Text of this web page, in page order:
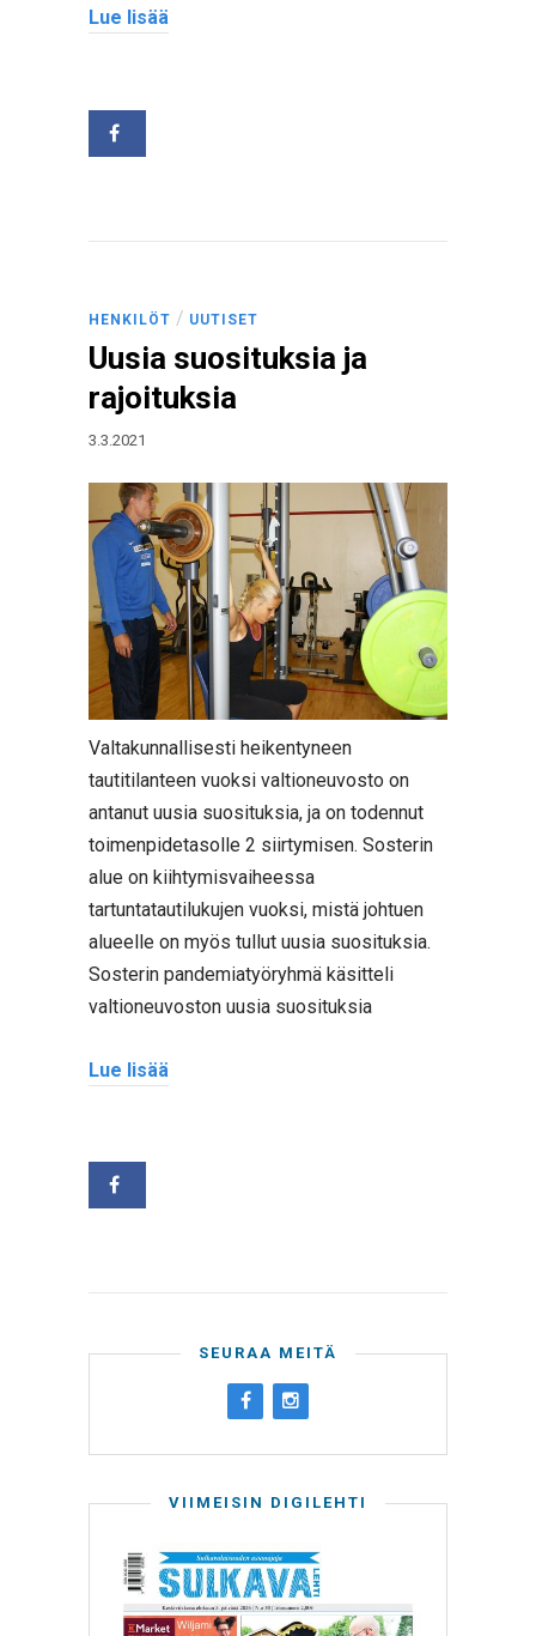
Lue lisää
HENKILÖT / UUTISET
Uusia suosituksia ja
rajoituksia
3.3.2021
Valtakunnallisesti heikentyneen
tautitilanteen vuoksi valtioneuvosto on
antanut uusia suosituksia, ja on todennut
toimenpidetasolle 2 siirtymisen. Sosterin
alue on kiihtymisvaiheessa
tartuntatautilukujen vuoksi, mistä johtuen
alueelle on myös tullut uusia suosituksia.
Sosterin pandemiatyöryhmä käsitteli
valtioneuvoston uusia suosituksia
Lue lisää
SEURAA MEITÄ
VIIMEISIN DIGILEHTI